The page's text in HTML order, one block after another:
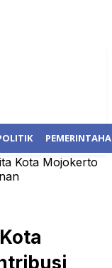
Kota Mojokerto